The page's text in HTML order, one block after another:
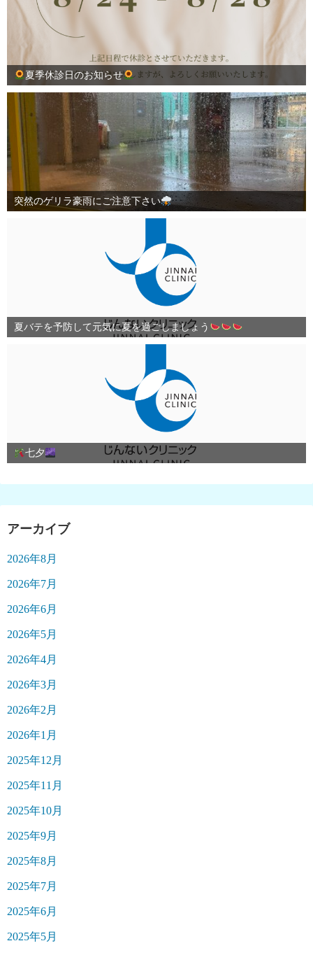
夏季休診日のお知らせ
突然のゲリラ豪雨にご注意下さい
夏バテを予防して元気に夏を過ごしましょう
七夕
アーカイブ
2026年8月
2026年7月
2026年6月
2026年5月
2026年4月
2026年3月
2026年2月
2026年1月
2025年12月
2025年11月
2025年10月
2025年9月
2025年8月
2025年7月
2025年6月
2025年5月